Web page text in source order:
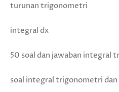
turunan trigonometri
integral dx
50 soal dan jawaban integral
soal integral trigonometri dan